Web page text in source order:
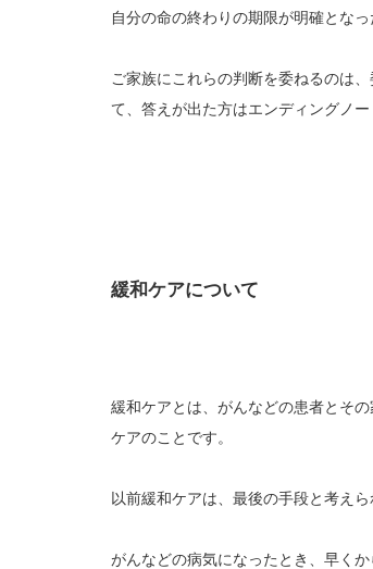
自分の命の終わりの期限が明確とな
ご家族にこれらの判断を委ねるのは
て、答えが出た方はエンディングノ
緩和ケアについて
緩和ケアとは、がんなどの患者とそ
ケアのことです。
以前緩和ケアは、最後の手段と考え
がんなどの病気になったとき、早く